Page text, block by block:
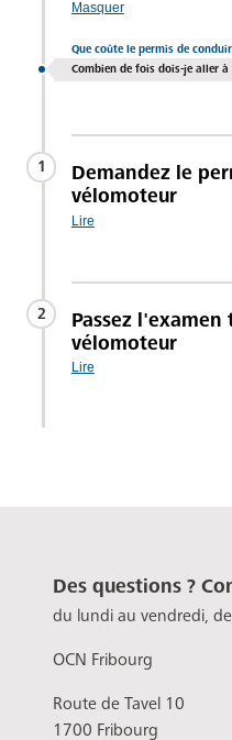
Masquer
Que coûte le permis de
Combien de fois dois-je aller
1
Demandez le
vélomoteur
Lire
2
Passez
vélomoteur
Lire
Des questions ?
du lundi au vendredi,
OCN Fribourg
Route de Tavel 10
1700 Fribourg